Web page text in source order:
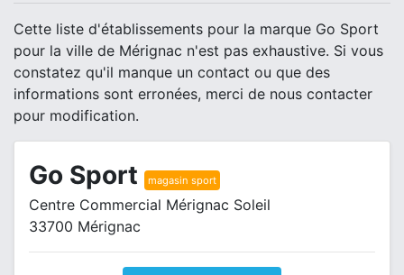
Cette liste d'établissements pour la marque Go Sport
pour la ville de Mérignac n'est pas exhaustive. Si vous
constatez qu'il manque un contact ou que des
informations sont erronées, merci de nous contacter
pour modification.
Go Sport magasin sport
Centre Commercial Mérignac Soleil
33700 Mérignac